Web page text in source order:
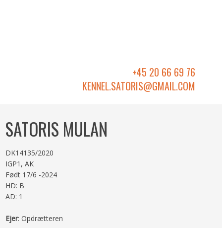
+45 20 66 69 76
KENNEL.SATORIS@GMAIL.COM​
SATORIS MULAN
DK14135/2020
IGP1, AK
Født 17/6 -2024
HD: B
AD: 1
Ejer: Opdrætteren